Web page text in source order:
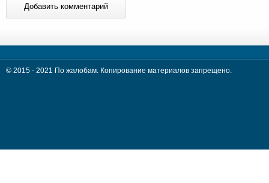
© 2015 - 2021 По жалобам. Копирование материалов запрещено.